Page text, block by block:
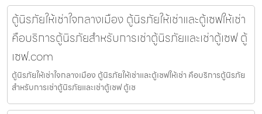
ตู้นิรภัยให้เช่าใจกลางเมือง ตู้นิรภัยให้เช่าและตู้เซฟให้เช่า
คือบริการตู้นิรภัยสำหรับการเช่าตู้นิรภัยและเช่าตู้เซฟ ตู้
เซฟ.com
ตู้นิรภัยให้เช่าใจกลางเมือง ตู้นิรภัยให้เช่าและตู้เซฟให้เช่า คือบริการตู้นิรภัย
สำหรับการเช่าตู้นิรภัยและเช่าตู้เซฟ ตู้เซ